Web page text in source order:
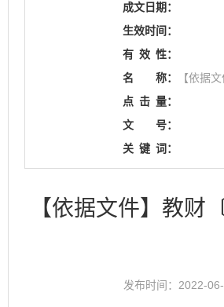
成文日期：
生效时间：
有 效 性：
名
称：
【依据
点 击 量：
文
号：
关 键 词：
【依据文件】教
发布时间：2022-